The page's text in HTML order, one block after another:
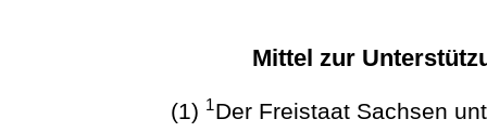
Mittel zur
(1) 1Der Freistaat Sachsen